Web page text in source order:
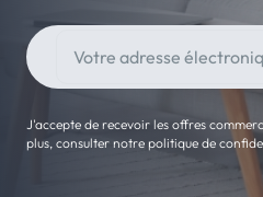
J'accepte de recevoir les offres
plus, consulter notre politique de